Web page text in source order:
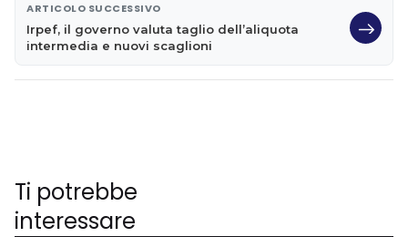
ARTICOLO SUCCESSIVO
Irpef, il governo valuta taglio dell’aliquota
intermedia e nuovi scaglioni
Ti potrebbe
interessare